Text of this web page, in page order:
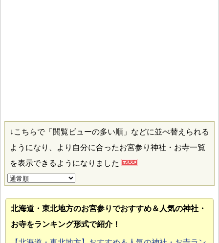
↓こちらで「閲覧ビューの多い順」などに並べ替えられる
ようになり、より自分に合ったお宮参り神社・お寺一覧
を表示できるようになりました
北海道・東北地方のお宮参りでおすすめ＆人気の神社・
お寺をランキング形式で紹介！